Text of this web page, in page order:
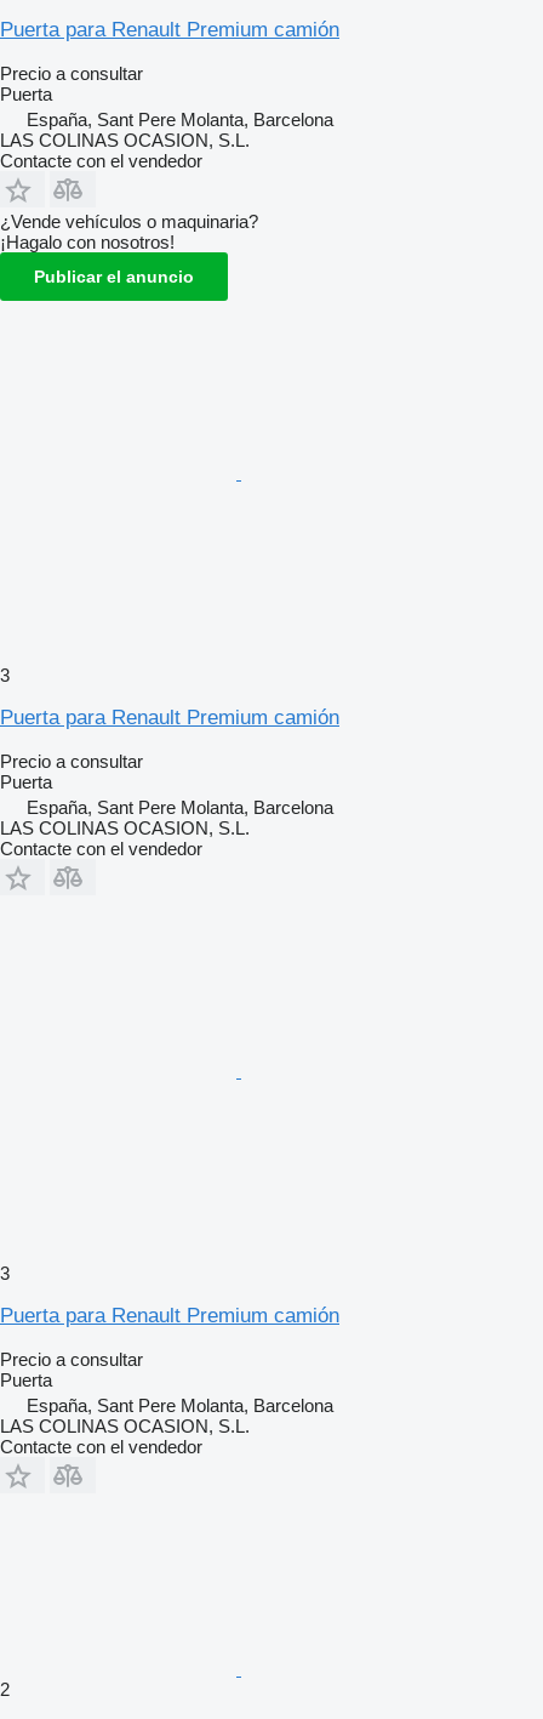
Puerta para Renault Premium camión
Precio a consultar
Puerta
España, Sant Pere Molanta, Barcelona
LAS COLINAS OCASION, S.L.
Contacte con el vendedor
¿Vende vehículos o maquinaria?
¡Hagalo con nosotros!
Publicar el anuncio
3
Puerta para Renault Premium camión
Precio a consultar
Puerta
España, Sant Pere Molanta, Barcelona
LAS COLINAS OCASION, S.L.
Contacte con el vendedor
3
Puerta para Renault Premium camión
Precio a consultar
Puerta
España, Sant Pere Molanta, Barcelona
LAS COLINAS OCASION, S.L.
Contacte con el vendedor
2